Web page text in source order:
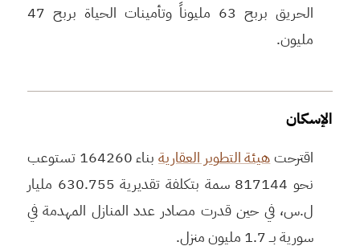
الحريق بربح 63 مليوناً وتأمينات الحياة بربح 47
مليون.
الإسكان
اقترحتهيئة التطوير العقارية
بناء 164260 تستوعب
نحو 817144 سمة بتكلفة تقديرية 630.755 مليار
ل.س، في حين قدرت مصادر عدد المنازل المهدمة في
سورية بــ 1.7 مليون منزل.